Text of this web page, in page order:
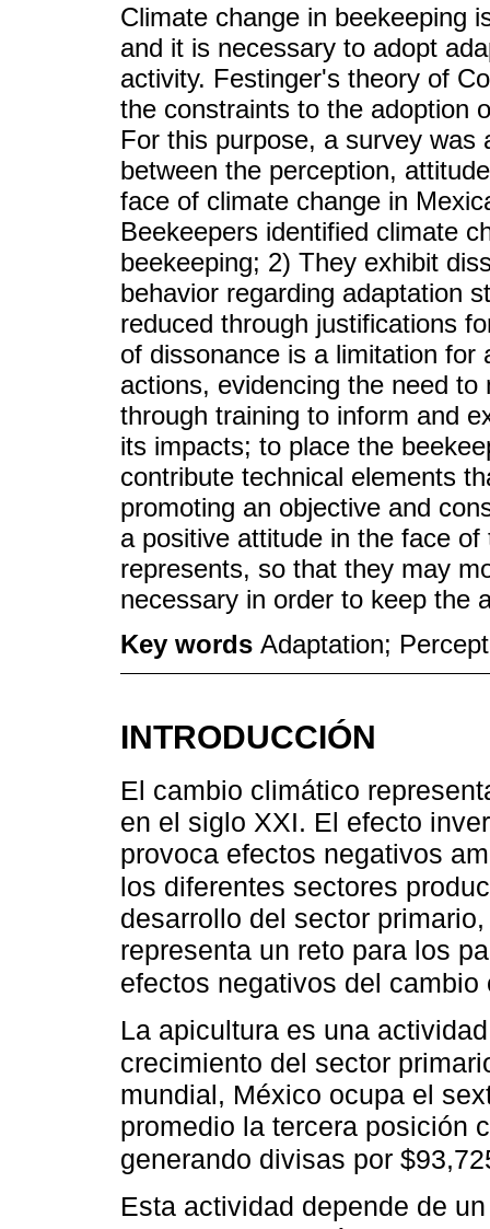
Climate change in beekeeping
and it is necessary to adopt
activity. Festinger's theory of
the constraints to the adoption
For this purpose, a survey was
between the perception,
face of climate change in
Beekeepers identified climate
beekeeping; 2) They exhibit
behavior regarding adaptation
reduced through justifications
of dissonance is a limitation for
actions, evidencing the need
through training to inform and
its impacts; to place the
contribute technical elements
promoting an objective and
a positive attitude in the face
represents, so that they may
necessary in order to keep the
Key words Adaptation;
INTRODUCCIÓN
El cambio climático
en el siglo XXI. El efecto
provoca efectos negativos
los diferentes sectores
desarrollo del sector
representa un reto para los
efectos negativos del cambio
La apicultura es una
crecimiento del sector
mundial, México ocupa el
promedio la tercera posición
generando divisas por
Esta actividad depende de